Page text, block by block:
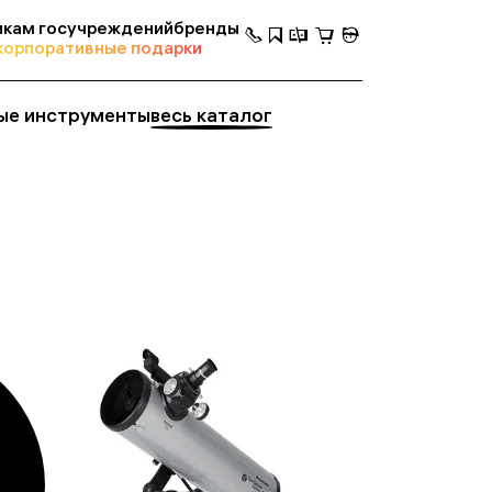
госучрежденийбренды
подарки
инструментывесь каталог